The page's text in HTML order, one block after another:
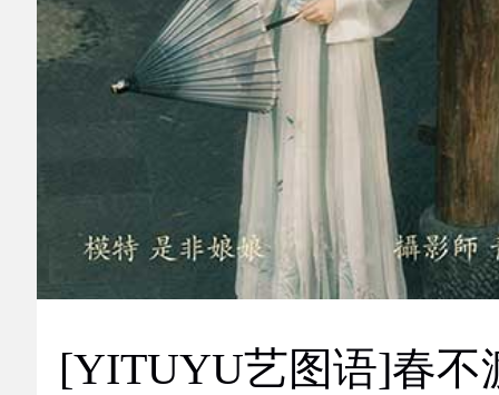
[YITUYU艺图语]春不